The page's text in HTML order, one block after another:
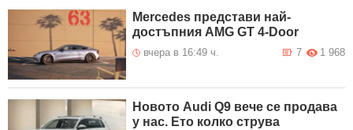
Mercedes представи най-
достъпния AMG GT 4-Door
вчера в 16:49 ч. 1 968
7
Новото Audi Q9 вече се продава
у нас. Ето колко струва